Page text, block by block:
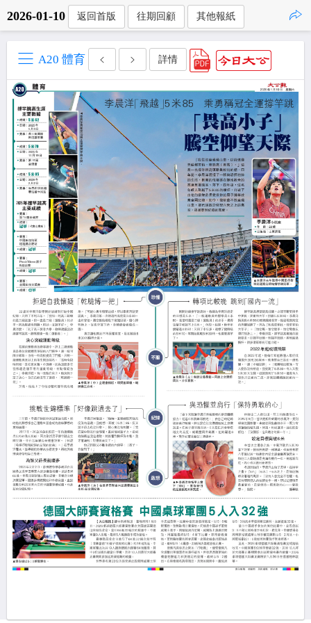
2026-01-10 返回首版 往期回顧 其他報紙
A20 體育 詳情